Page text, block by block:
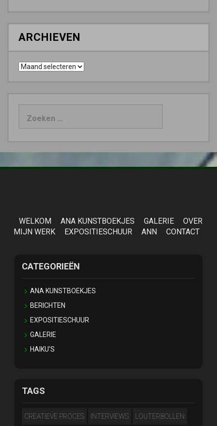
ARCHIEVEN
Archieven
WELKOM ANA KUNSTBOEKJES GALERIE
OVER
MIJN WERK
EXPOSITIESCHUUR ANN CONTACT
CATEGORIEËN
ANA KUNSTBOEKJES
BERICHTEN
EXPOSITIESCHUUR
GALERIE
HAIKU'S
TAGS
CREATIEVE PROCES INTERVIEWS LOUTERBOLLEN